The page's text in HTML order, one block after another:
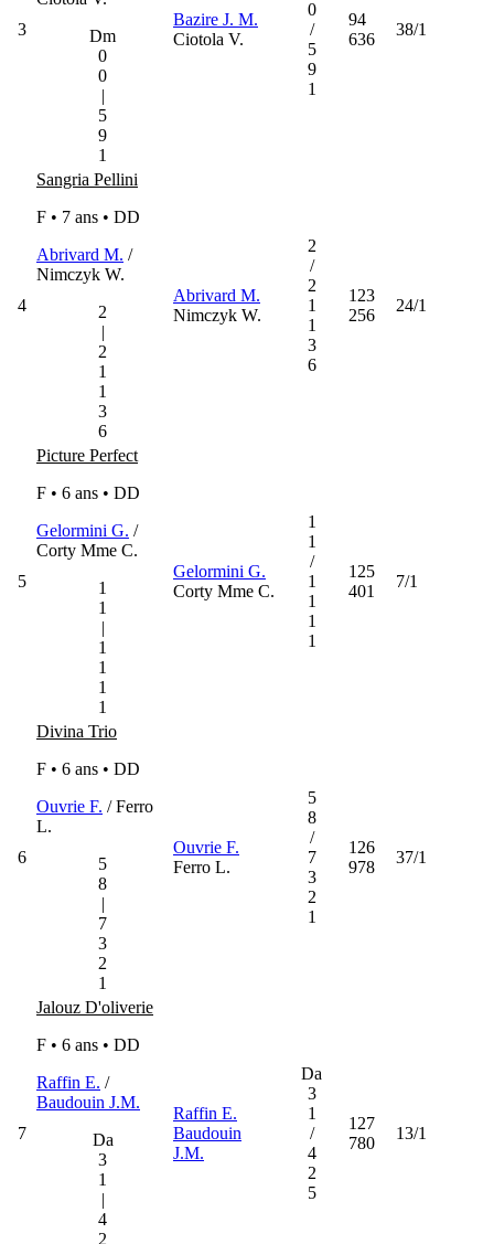
3
Dm
0
0
|
5
9
1
Bazire J. M.
Ciotola V.
0
/
5
9
1
94
636
38/1
4
Sangria Pellini
F • 7 ans • DD
Abrivard M. /
Nimczyk W.
2
|
2
1
1
3
6
Abrivard M.
Nimczyk W.
2
/
2
1
1
3
6
123
256
24/1
5
Picture Perfect
F • 6 ans • DD
Gelormini G. /
Corty Mme C.
1
1
|
1
1
1
1
Gelormini G.
Corty Mme C.
1
1
/
1
1
1
1
125
401
7/1
6
Divina Trio
F • 6 ans • DD
Ouvrie F. / Ferro
L.
5
8
|
7
3
2
1
Ouvrie F.
Ferro L.
5
8
/
7
3
2
1
126
978
37/1
7
Jalouz D'oliverie
F • 6 ans • DD
Raffin E. /
Baudouin J.M.
Da
3
1
|
4
2
Raffin E.
Baudouin
J.M.
Da
3
1
/
4
2
5
127
780
13/1